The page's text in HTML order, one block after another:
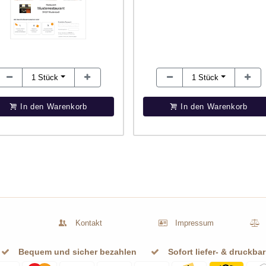
1Stück
In den Warenkorb
1Stück
In den Warenkorb
Kontakt Impressum
Bequem und sicher bezahlen Sofort liefer- & druckbar